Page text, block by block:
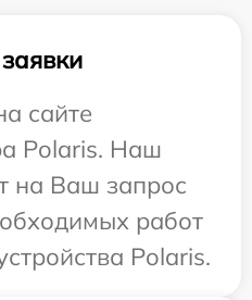
сайте
Polaris. Наш
на Ваш запрос
работ
Polaris.